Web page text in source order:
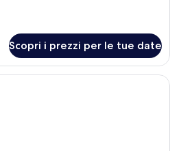
Scopri i prezzi per le tue date
Una camera d'albergo con un letto